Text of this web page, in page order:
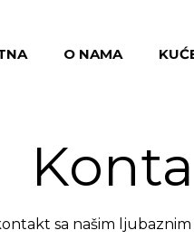
O NAMA
sa našim ljubaznim